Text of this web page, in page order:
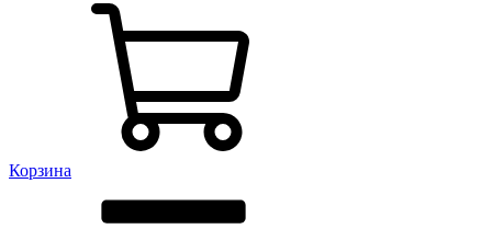
Корзина